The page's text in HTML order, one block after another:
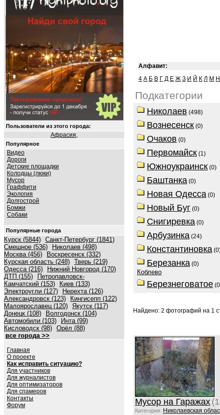
Пользователи из этого города:
Афрасия,
Популярное
Видео
Дороги
Детские площадки
Колодцы (люки)
Мусор
Граффити
Экология
Долгострой
Бомжи
Собаки
Популярные города
Курск (5844) Санкт-Петербург (1841)
Смешное (536)
Николаев (498)
Москва (456)
Воскресенск (332)
Курская область (248) Тверь (219)
Одесса (216)
Нижний Новгород (170)
ДТП (155)
Петропавловск-
Камчатский (153)
Киев (133)
Электроугли (127)
Нерехта (126)
Александровск (123)
Кингисепп (122)
Малоярославец (120) Якутск (117)
Донецк (108)
Волгодонск (104)
Автомобили (103)
Инта (99)
Кисловодск (98) Орёл (88)
все города >>
Главная
О проекте
Как исправить ситуацию?
Для участников
Для журналистов
Для оптимизаторов
Для спамеров
Контакты
Форум
Алфавит:
4 А Б В Г Д Е Ж З И Й К Л М Н
Подкатегории
Николаев (498)
Вознесенск (0)
Очаков (0)
Первомайск (1)
Южноукраинск (0)
Баштанка (0)
Новая Одесса (0)
Новый Буг (0)
Снигиревка (0)
Арбузинка (24)
Константиновка
Березанка (0)
Коблево
Березнеговатое
Найдено: 2 фотографий на 1
Мусор на Гаражах
Категория: Николаевская